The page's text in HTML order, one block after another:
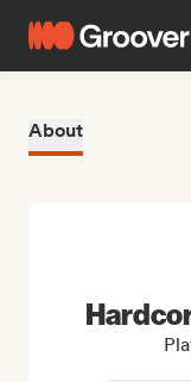
About